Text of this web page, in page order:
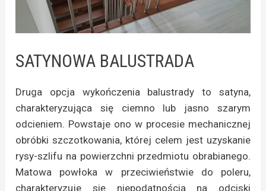
SATYNOWA BALUSTRADA
Druga opcja wykończenia balustrady to satyna,
charakteryzująca się ciemno lub jasno szarym
odcieniem. Powstaje ono w procesie mechanicznej
obróbki szczotkowania, której celem jest uzyskanie
rysy-szlifu na powierzchni przedmiotu obrabianego.
Matowa powłoka w przeciwieństwie do poleru,
charakteryzuje się niepodatnością na odciski